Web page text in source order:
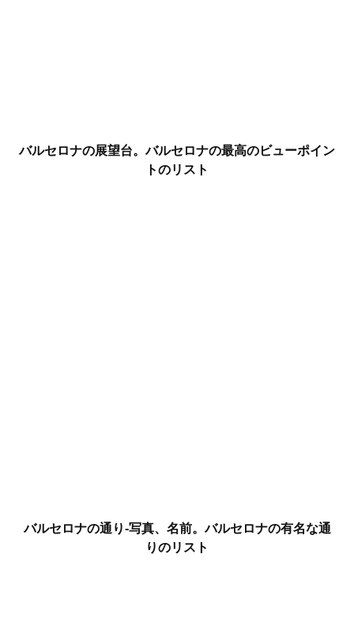
バルセロナの展望台。バルセロナの最高のビューポイン
トのリスト
バルセロナの通り-写真、名前。バルセロナの有名な通
りのリスト